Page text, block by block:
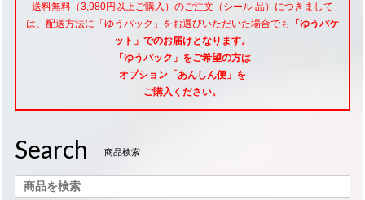
送料無料（3,980円以上ご購入）のご注文（シール 品）につきまして
は、配送方法に「ゆうパック」をお選びいただいた場合でも
「ゆうパケ
ット」でのお届けとなります。
「ゆうパック」をご希望の方は
オプション「あんしん便」 を
ご購入ください。
Search 商品検索